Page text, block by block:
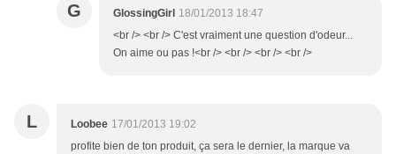
G GlossingGirl 18/01/2013 18:47
<br /> <br /> C'est vraiment une question d'odeur...
On aime ou pas !<br /> <br /> <br /> <br />
L Loobee 17/01/2013 19:02
profite bien de ton produit, ça sera le dernier, la marque va